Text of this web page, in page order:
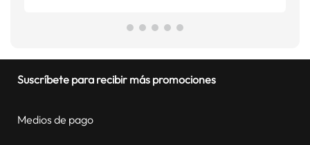
Suscríbete para recibir más promociones
Medios de pago